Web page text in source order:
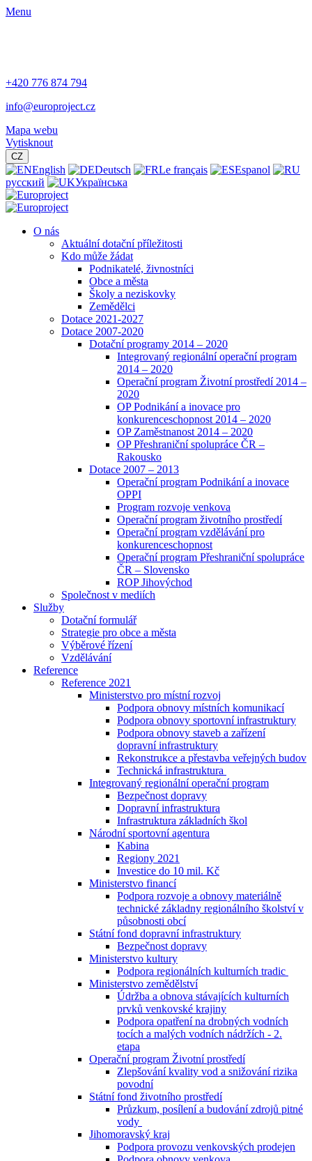
Menu
+420 776 874 794
info@europroject.cz
Mapa webu
Vytisknout
CZ
English Deutsch Le français
Espanol
русский
Українська
O nás
Aktuální dotační příležitosti
Kdo může žádat
Podnikatelé, živnostníci
Obce a města
Školy a neziskovky
Zemědělci
Dotace 2021-2027
Dotace 2007-2020
Dotační programy 2014 – 2020
Integrovaný regionální operační program
2014 – 2020
Operační program Životní prostředí 2014 –
2020
OP Podnikání a inovace pro
konkurenceschopnost 2014 – 2020
OP Zaměstnanost 2014 – 2020
OP Přeshraniční spolupráce ČR –
Rakousko
Dotace 2007 – 2013
Operační program Podnikání a inovace
OPPI
Program rozvoje venkova
Operační program životního prostředí
Operační program vzdělávání pro
konkurenceschopnost
Operační program Přeshraniční spolupráce
ČR – Slovensko
ROP Jihovýchod
Společnost v mediích
Služby
Dotační formulář
Strategie pro obce a města
Výběrové řízení
Vzdělávání
Reference
Reference 2021
Ministerstvo pro místní rozvoj
Podpora obnovy místních komunikací
Podpora obnovy sportovní infrastruktury
Podpora obnovy staveb a zařízení
dopravní infrastruktury
Rekonstrukce a přestavba veřejných budov
Technická infrastruktura
Integrovaný regionální operační program
Bezpečnost dopravy
Dopravní infrastruktura
Infrastruktura základních škol
Národní sportovní agentura
Kabina
Regiony 2021
Investice do 10 mil. Kč
Ministerstvo financí
Podpora rozvoje a obnovy materiálně
technické základny regionálního školství v
působnosti obcí
Státní fond dopravní infrastruktury
Bezpečnost dopravy
Ministerstvo kultury
Podpora regionálních kulturních tradic
Ministerstvo zemědělství
Údržba a obnova stávajících kulturních
prvků venkovské krajiny
Podpora opatření na drobných vodních
tocích a malých vodních nádržích - 2.
etapa
Operační program Životní prostředí
Zlepšování kvality vod a snižování rizika
povodní
Státní fond životního prostředí
Průzkum, posílení a budování zdrojů pitné
vody
Jihomoravský kraj
Podpora provozu venkovských prodejen